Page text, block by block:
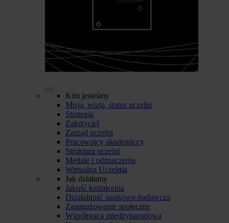
Kim jesteśmy
Misja, wizja, status uczelni
Strategia
Założyciel
Zarząd uczelni
Pracownicy akademiccy
Struktura uczelni
Medale i odznaczenia
Wirtualna Uczelnia
Jak działamy
Jakość kształcenia
Działalność naukowo-badawcza
Zaangażowanie społeczne
Współpraca międzynarodowa